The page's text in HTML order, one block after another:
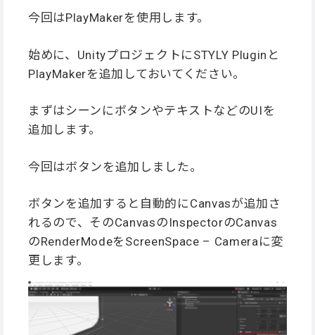
今回はPlayMakerを使用します。
始めに、UnityプロジェクトにSTYLY Pluginと
PlayMakerを追加しておいてください。
まずはシーンにボタンやテキストなどのUIを
追加します。
今回はボタンを追加しました。
ボタンを追加すると自動的にCanvasが追加さ
れるので、そのCanvasのInspectorのCanvas
のRenderModeをScreenSpace – Cameraに変
更します。